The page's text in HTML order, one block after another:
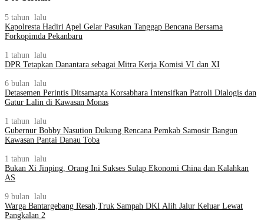
5 tahun lalu
Kapolresta Hadiri Apel Gelar Pasukan Tanggap Bencana Bersama
Forkopimda Pekanbaru
1 tahun lalu
DPR Tetapkan Danantara sebagai Mitra Kerja Komisi VI dan XI
6 bulan lalu
Detasemen Perintis Ditsamapta Korsabhara Intensifkan Patroli Dialogis dan
Gatur Lalin di Kawasan Monas
1 tahun lalu
Gubernur Bobby Nasution Dukung Rencana Pemkab Samosir Bangun
Kawasan Pantai Danau Toba
1 tahun lalu
Bukan Xi Jinping, Orang Ini Sukses Sulap Ekonomi China dan Kalahkan
AS
9 bulan lalu
Warga Bantargebang Resah,Truk Sampah DKI Alih Jalur Keluar Lewat
Pangkalan 2